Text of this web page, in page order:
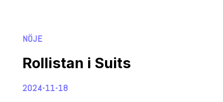
NÖJE
Rollistan i Suits
2024-11-18